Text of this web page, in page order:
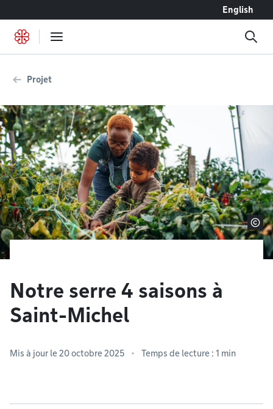
English
Projet
Notre serre 4 saisons à
Saint-Michel
Mis à jour le 20 octobre 2025 Temps de lecture : 1 min